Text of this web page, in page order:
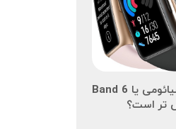
دستبند هوشمند Mi Band 6 شیائومی یا Band 6
تر است؟